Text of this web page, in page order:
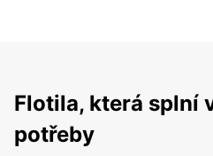
Flotila, která splní
potřeby